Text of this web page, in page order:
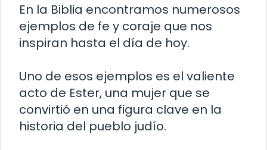
En la Biblia encontramos numerosos
ejemplos de fe y coraje que nos
inspiran hasta el día de hoy.
Uno de esos ejemplos es el valiente
acto de Ester, una mujer que se
convirtió en una figura clave en la
historia del pueblo judío.